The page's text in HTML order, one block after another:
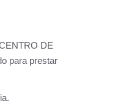
DE
para prestar